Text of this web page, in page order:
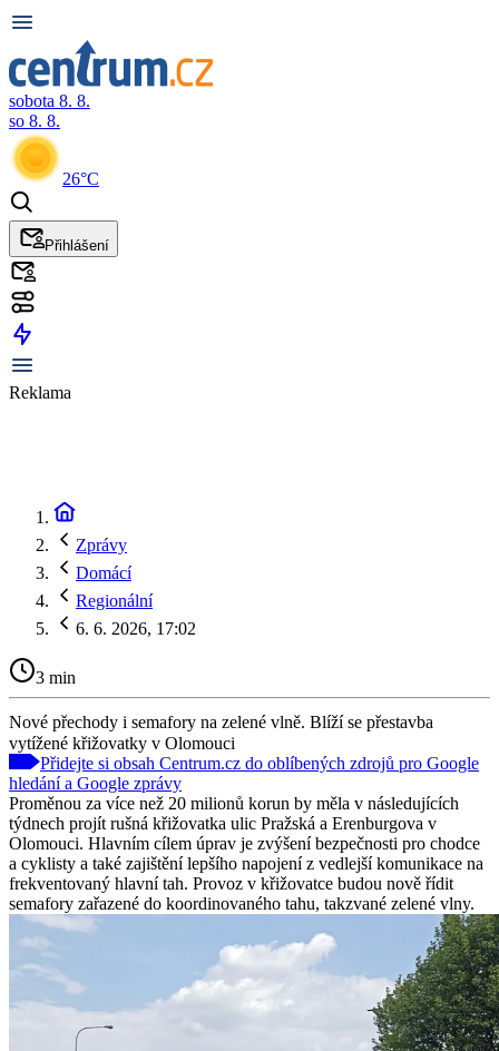
sobota 8. 8.
so 8. 8.
26°C
Přihlášení
Reklama
Zprávy
Domácí
Regionální
6. 6. 2026, 17:02
3 min
Nové přechody i semafory na zelené vlně. Blíží se přestavba
vytížené křižovatky v Olomouci
Přidejte si obsah Centrum.cz do oblíbených zdrojů pro Google
hledání a Google zprávy
Proměnou za více než 20 milionů korun by měla v následujících
týdnech projít rušná křižovatka ulic Pražská a Erenburgova v
Olomouci. Hlavním cílem úprav je zvýšení bezpečnosti pro chodce
a cyklisty a také zajištění lepšího napojení z vedlejší komunikace na
frekventovaný hlavní tah. Provoz v křižovatce budou nově řídit
semafory zařazené do koordinovaného tahu, takzvané zelené vlny.